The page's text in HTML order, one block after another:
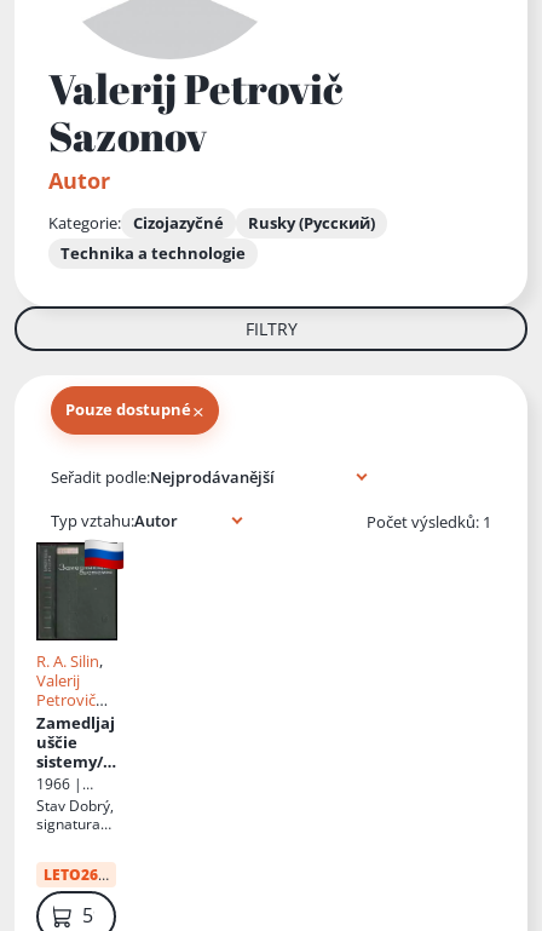
Valerij Petrovič
Sazonov
Autor
Kategorie: Cizojazyčné
Rusky (Русский)
Technika a technologie
FILTRY
Pouze dostupné×
Seřadit podle:
Typ vztahu:
Počet výsledků: 1
R. A. Silin,
Valerij
Petrovič
Sazonov
Zamedljaj
uščie
sistemy/
замедля
ющие
системы
1966 |
Sovetskoje
radio
Stav Dobrý,
signatura
LETO26
:12 Kč
59 Kč